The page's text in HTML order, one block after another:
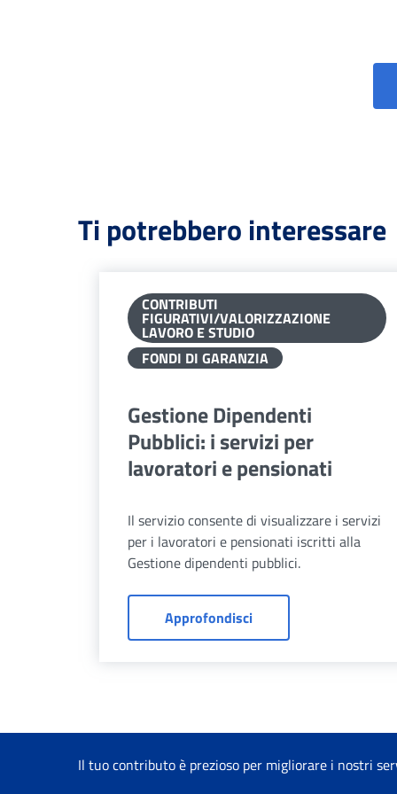
Ti potrebbero interessare
CONTRIBUTI
FIGURATIVI/VALORIZZAZIONE
LAVORO E STUDIO
FONDI DI GARANZIA
Gestione Dipendenti
Pubblici: i servizi per
lavoratori e pensionati
Il servizio consente di visualizzare i servizi
per i lavoratori e pensionati iscritti alla
Gestione dipendenti pubblici.
ApprofondisciGestione Dipendenti
Il tuo contributo è prezioso per migliorare i nostri